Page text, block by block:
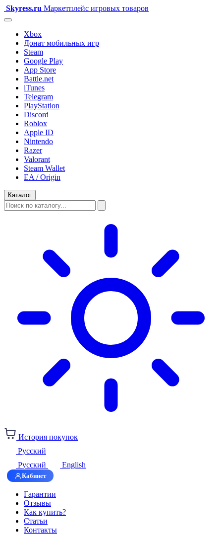
Skyress.ru Маркетплейс игровых товаров
Xbox
Донат мобильных игр
Steam
Google Play
App Store
Battle.net
iTunes
Telegram
PlayStation
Discord
Roblox
Apple ID
Nintendo
Razer
Valorant
Steam Wallet
EA / Origin
Каталог
История покупок
Русский
Русский
English
Кабинет
Гарантии
Отзывы
Как купить?
Статьи
Контакты